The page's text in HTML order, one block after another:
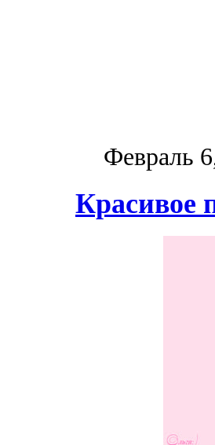
Февраль
Красивое